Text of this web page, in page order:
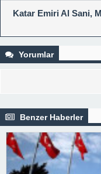
Katar Emiri Al Sani,
Yorumlar
Benzer Haberler